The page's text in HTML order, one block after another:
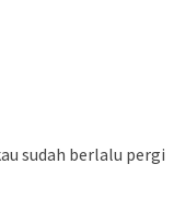
sudah berlalu pergi